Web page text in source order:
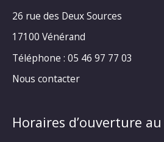
26 rue des Deux Sources
17100 Vénérand
Téléphone : 05 46 97 77 03
Nous contacter
Horaires d’ouverture